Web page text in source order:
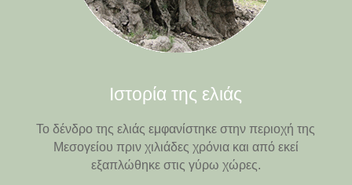
Ιστορία της ελιάς
Το δένδρο της ελιάς εμφανίστηκε στην περιοχή της
Μεσογείου πριν χιλιάδες χρόνια και από εκεί
εξαπλώθηκε στις γύρω χώρες.